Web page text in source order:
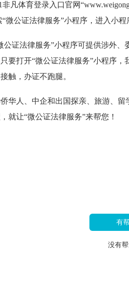
凡体育登录入口官网
微公证法律服务”小程序，进入小程
证法律服务”小程序可提供涉外、
要打开“微公证法律服务”小程序
触，办证不跑腿。
华人、中企和出国探亲、旅游、留
就让“微公证法律服务”来帮您！
有
没有